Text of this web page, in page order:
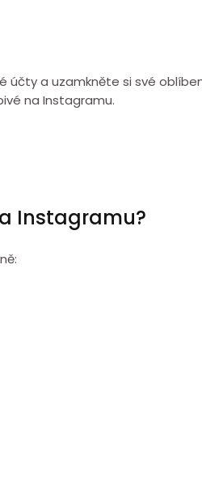
a uzamkněte si své
na Instagramu.
Instagramu?